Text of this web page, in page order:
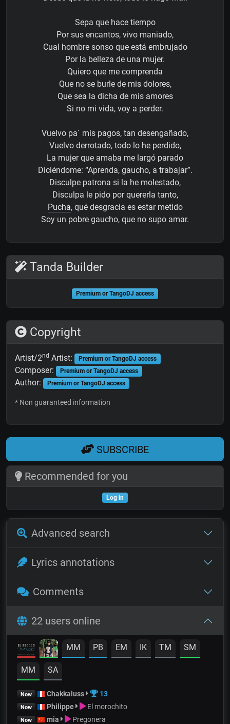
Sepa que hace tiempo
Por sus encantos, vivo maniado,
Cual hombre sonso que está embrujado
Por la belleza de una mujer.
Quiero que me comprenda
Que no se burle de mis dolores,
Que sea la dicha de mis amores
Si no mi vida, voy a perder.
Vuelvo pa´ mis pagos, tan desengañado,
Vuelvo derrotado, todo lo he perdido,
La mujer que amaba me largó parado
Diciéndome: “Aprenda, gaucho, a trabajar”.
Disculpe patrona si la he molestado,
Disculpa le pido por quererla tanto,
Pucha, qué desgracia es estar metido
Soy un pobre gaucho, que no supo amar.
Tanda Builder
Premium or TangoDJ access
Copyright
Artist/2nd Artist: Premium or TangoDJ access
Composer: Premium or TangoDJ access
Author: Premium or TangoDJ access
* Non guaranteed information
SUBSCRIBE
Recommended for you
Log in
Advanced search
Lyrics annotations
Comments
22 users online
MM PB EM IK TM SM
MM SA
Now Chakkaluss 13
Now Philippe El morochito
Now mia Pregonera